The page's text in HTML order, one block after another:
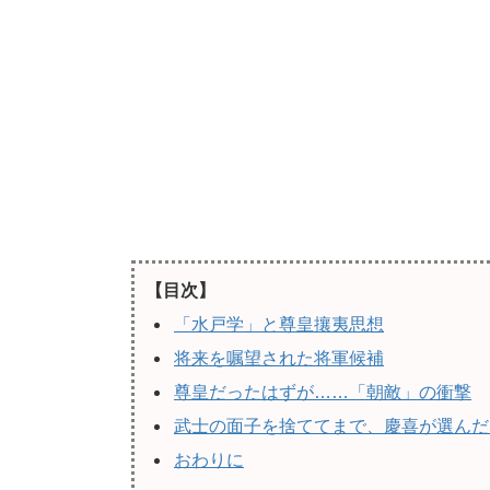
【目次】
「水戸学」と尊皇攘夷思想
将来を嘱望された将軍候補
尊皇だったはずが……「朝敵」の衝撃
武士の面子を捨ててまで、慶喜が選ん
おわりに